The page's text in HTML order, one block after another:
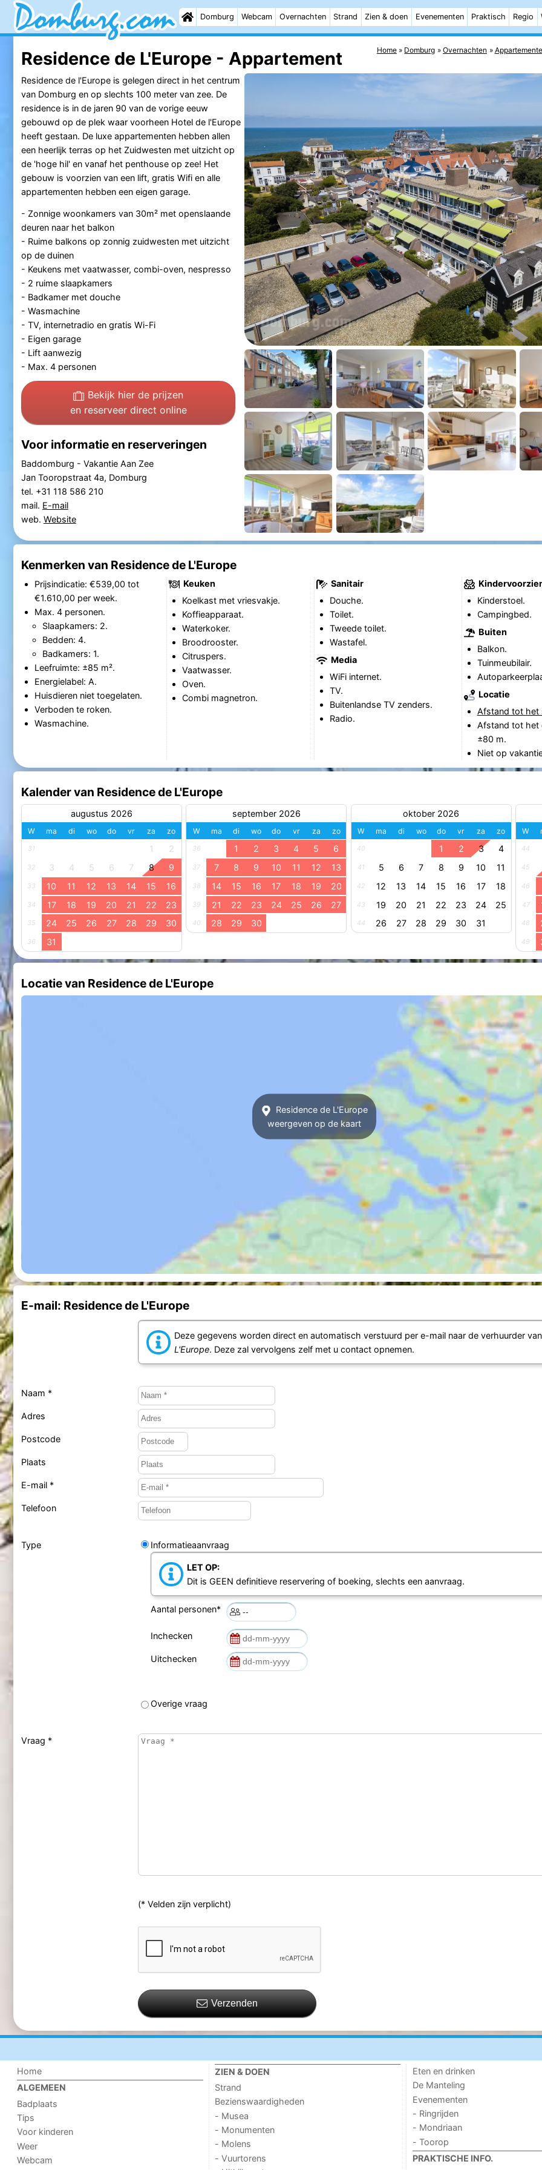
Domburg Webcam Overnachten Strand Zien & doen Evenementen Praktisch Regio
Home Domburg Overnachten
Residence de L'Europe - Appartement
Residence de l'Europe is gelegen direct in het centrum
van Domburg en op slechts 100 meter van zee. De
residence is in de jaren 90 van de vorige eeuw
gebouwd op de plek waar voorheen Hotel de l'Europe
heeft gestaan. De luxe appartementen hebben allen
een heerlijk terras op het Zuidwesten met uitzicht op
de 'hoge hil' en vanaf het penthouse op zee! Het
gebouw is voorzien van een lift, gratis Wifi en alle
appartementen hebben een eigen garage.
- Zonnige woonkamers van 30m² met openslaande
deuren naar het balkon
- Ruime balkons op zonnig zuidwesten met uitzicht
op de duinen
- Keukens met vaatwasser, combi-oven, nespresso
- 2 ruime slaapkamers
- Badkamer met douche
- Wasmachine
- TV, internetradio en gratis Wi-Fi
- Eigen garage
- Lift aanwezig
- Max. 4 personen
Bekijk hier de prijzen
en reserveer direct online
Voor informatie en reserveringen
Baddomburg - Vakantie Aan Zee
Jan Tooropstraat 4a, Domburg
tel. +31 118 586 210
mail. E-mail
web. Website
Kenmerken van Residence de L'Europe
Prijsindicatie: €539,00 tot
€1.610,00 per week.
Max. 4 personen.
Slaapkamers: 2.
Bedden: 4.
Badkamers: 1.
Leefruimte: ±85 m².
Energielabel: A.
Huisdieren niet toegelaten.
Verboden te roken.
Wasmachine.
Keuken
Koelkast met vriesvakje.
Koffieapparaat.
Waterkoker.
Broodrooster.
Citruspers.
Vaatwasser.
Oven.
Combi magnetron.
Sanitair
Douche.
Toilet.
Tweede toilet.
Wastafel.
Media
WiFi internet.
TV.
Buitenlandse TV zenders.
Radio.
Kinderstoel.
Campingbed.
Buiten
Balkon.
Tuinmeubilair.
Locatie
Afstand tot het
Afstand tot het
±80 m.
Niet op
Kalender van Residence de L'Europe
augustus 2026
W ma di wo do vr za zo
31 1 2
32 3 4 5 6 7 8 9
33 10 11 12 13 14 15 16
34 17 18 19 20 21 22 23
35 24 25 26 27 28 29 30
36 31
september 2026
W ma di wo do vr za zo
36 1 2 3 4 5 6
37 7 8 9 10 11 12 13
38 14 15 16 17 18 19 20
39 21 22 23 24 25 26 27
40 28 29 30
oktober 2026
W ma di wo do vr za zo
40 1 2 3 4
41 5 6 7 8 9 10 11
42 12 13 14 15 16 17 18
43 19 20 21 22 23 24 25
44 26 27 28 29 30 31
W
44
45
46
47
48
49
Locatie van Residence de L'Europe
Residence de L'Europe
weergeven op de kaart
E-mail: Residence de L'Europe
Deze gegevens worden direct en automatisch verstuurd per e-mail naar de verhuurder van
L'Europe. Deze zal vervolgens zelf met u contact opnemen.
Naam *
Adres
Postcode
Plaats
E-mail *
Telefoon
Type Informatieaanvraag
LET OP:
Dit is GEEN definitieve reservering of boeking, slechts een aanvraag.
Aantal personen*
Inchecken
Uitchecken
Overige vraag
Vraag *
(* Velden zijn verplicht)
Verzenden
Home
ALGEMEEN
Badplaats
Tips
Voor kinderen
Weer
Webcam
ZIEN & DOEN
Strand
Bezienswaardigheden
- Musea
- Monumenten
- Molens
- Vuurtorens
Eten en drinken
De Manteling
Evenementen
- Ringrijden
- Mondriaan
- Toorop
PRAKTISCHE INFO.